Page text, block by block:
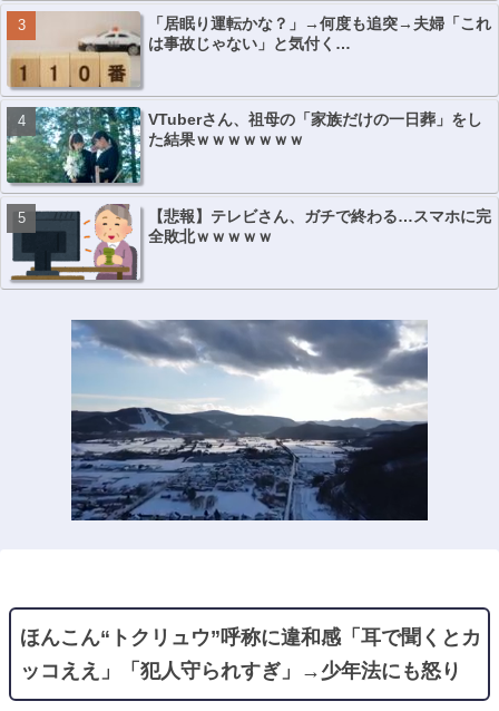
「居眠り運転かな？」→何度も追突→夫婦「これ
は事故じゃない」と気付く…
VTuberさん、祖母の「家族だけの一日葬」をし
た結果ｗｗｗｗｗｗｗ
【悲報】テレビさん、ガチで終わる…スマホに完
全敗北ｗｗｗｗｗ
ほんこん“トクリュウ”呼称に違和感「耳で聞くとカ
ッコええ」「犯人守られすぎ」→少年法にも怒り